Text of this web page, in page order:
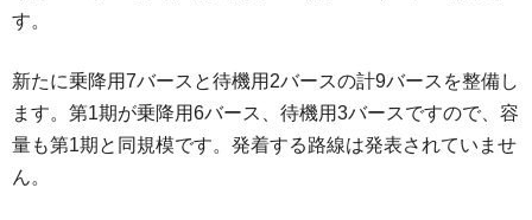
す。
新たに乗降用7バースと待機用2バースの計9バースを整備し
ます。第1期が乗降用6バース、待機用3バースですので、容
量も第1期と同規模です。発着する路線は発表されていませ
ん。